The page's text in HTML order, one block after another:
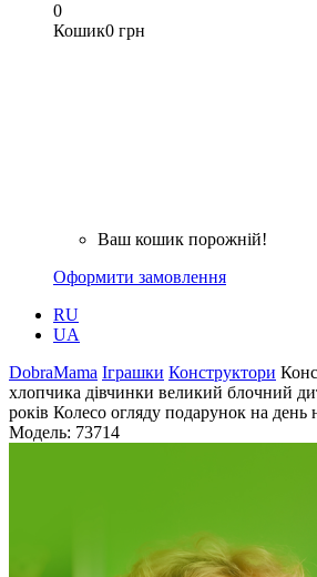
0
Кошик0 грн
Ваш кошик порожній!
Оформити замовлення
RU
UA
DobraMama Іграшки Конструктори
хлопчика дівчинки великий блочний
років Колесо огляду подарунок на день
Модель: 73714